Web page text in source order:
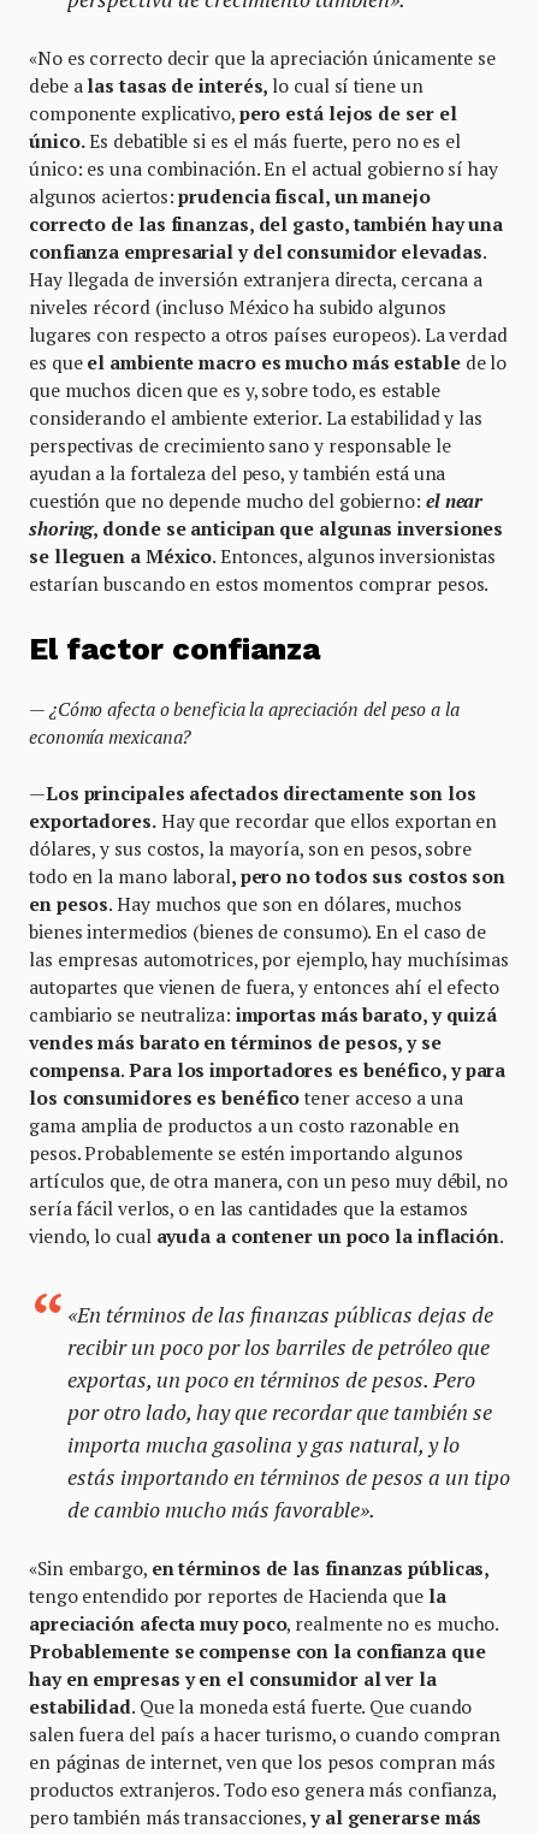
«No es correcto decir que la apreciación únicamente se
debe a las tasas de interés, lo cual sí tiene un
componente explicativo, pero está lejos de ser el
único.Es debatible si es el más fuerte, pero no es el
único: es una combinación. En el actual gobierno sí hay
algunos aciertos: prudencia fiscal, un manejo
correcto de las finanzas, del gasto, también hay una
confianza empresarial y del consumidor elevadas.
Hay llegada de inversión extranjera directa, cercana a
niveles récord (incluso México ha subido algunos
lugares con respecto a otros países europeos). La verdad
es que el ambiente macro es mucho más estable de lo
que muchos dicen que es y, sobre todo, es estable
considerando el ambiente exterior. La estabilidad y las
perspectivas de crecimiento sano y responsable le
ayudan a la fortaleza del peso, y también está una
cuestión que no depende mucho del gobierno: el near
shoring, donde se anticipan que algunas inversiones
se lleguen a México. Entonces, algunos inversionistas
estarían buscando en estos momentos comprar pesos.
El factor confianza
— ¿Cómo afecta o beneficia la apreciación del peso a la
economía mexicana?
—Los principales afectados directamente son los
exportadores.Hay que recordar que ellos exportan en
dólares, y sus costos, la mayoría, son en pesos, sobre
todo en la mano laboral, pero no todos sus costos son
en pesos. Hay muchos que son en dólares, muchos
bienes intermedios (bienes de consumo). En el caso de
las empresas automotrices, por ejemplo, hay muchísimas
autopartes que vienen de fuera, y entonces ahí el efecto
cambiario se neutraliza: importas más barato, y quizá
vendes más barato en términos de pesos, y se
compensa.Para los importadores es benéfico, y para
los consumidores es benéficotener acceso a una
gama amplia de productos a un costo razonable en
pesos. Probablemente se estén importando algunos
artículos que, de otra manera, con un peso muy débil, no
sería fácil verlos, o en las cantidades que la estamos
viendo, lo cual ayuda a contener un poco la inflación.
«En términos de las finanzas públicas dejas de
recibir un poco por los barriles de petróleo que
exportas, un poco en términos de pesos. Pero
por otro lado, hay que recordar que también se
importa mucha gasolina y gas natural, y lo
estás importando en términos de pesos a un tipo
de cambio mucho más favorable».
«Sin embargo, en términos de las finanzas públicas,
tengo entendido por reportes de Hacienda quela
apreciación afecta muy poco, realmente no es mucho.
Probablemente se compense con la confianza que
hay en empresas y en el consumidor al ver la
estabilidad. Que la moneda está fuerte. Que cuando
salen fuera del país a hacer turismo, o cuando compran
en páginas de internet, ven que los pesos compran más
productos extranjeros. Todo eso genera más confianza,
pero también más transacciones,y al generarse más